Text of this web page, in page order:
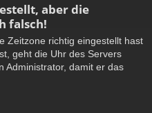
aber die
falsch!
Zeitzone richtig eingestellt hast
geht die Uhr des Servers
Administrator, damit er das